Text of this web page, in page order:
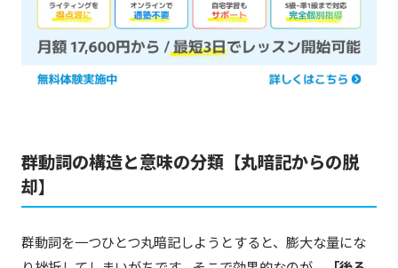
群動詞の構造と意味の分類【丸暗記からの脱
却】
群動詞を一つひとつ丸暗記しようとすると、膨大な量にな